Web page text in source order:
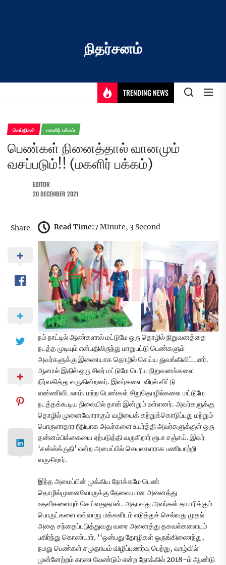
நிதர்சனம்
TRENDING NEWS
செய்திகள் மகளிர் பக்கம்
பெண்கள் நினைத்தால் வானமும்
வசப்படும்!! (மகளிர் பக்கம்)
EDITOR
20 DECEMBER 2021
Share Read Time:7 Minute, 3 Second
நம் நாட்டில் ஆண்களால் மட்டுமே ஒரு தொழில் நிறுவனத்தை
நடத்த முடியும் என்பதிலிருந்து மாறுபட்டு பெண்களும்
அவர்களுக்கு இணையாக தொழில் செய்ய துவங்கிவிட்டனர்.
ஆனால் இதில் ஒரு சிலர் மட்டுமே பெரிய நிறுவனங்களை
நிர்வகித்து வருகின்றனர். இவர்களை விரல் விட்டு
எண்ணிவிடலாம். மற்ற பெண்கள் சிறுதொழில்களை மட்டுமே
நடத்தக்கூடிய நிலையில் தான் இன்றும் உள்ளனர். அவர்களுக்கு
தொழில் முனைவோராகும் வழியைக் கற்றுக்கொடுப்பது மற்றும்
பொருளாதார ரீதியாக அவர்களை உயர்த்தி அவர்களுக்குள் ஒரு
தன்னம்பிக்கையை ஏற்படுத்தி வருகிறார் ரூபா சஞ்சய். இவர்
‘சன்ஸ்க்ருதி’ என்ற அமைப்பில் செயலாளராக பணியாற்றி
வருகிறார்.
இந்த அமைப்பின் முக்கிய நோக்கமே பெண்
தொழில்முனைவோருக்கு தேவையான அனைத்து
உதவிகளையும் செய்வதுதான். அதாவது அவர்கள் தயாரிக்கும்
பொருட்களை எவ்வாறு மக்களிடம் எடுத்துச் செல்வது முதல்
அதை சந்தைப்படுத்துவது வரை அனைத்து தகவல்களையும்
பகிர்ந்து கொண்டார். ‘‘ஒன்பது தோழிகள் ஒருங்கிணைந்து,
நமது பெண்கள் சமுதாயம் விழிப்புணர்வு பெற்று, வாழ்வில்
முன்னேற்றம் காண வேண்டும் என்ற நோக்கில் 2018-ம் ஆண்டு